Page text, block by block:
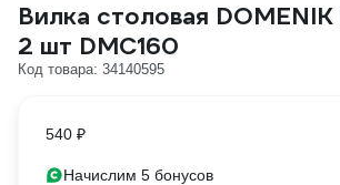
Вилка столовая DOMENIK
2 шт DMC160
Код товара: 34140595
540 ₽
Начислим 5 бонусов